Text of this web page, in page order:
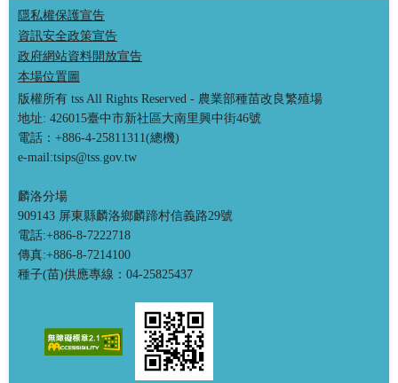
隱私權保護宣告
資訊安全政策宣告
政府網站資料開放宣告
本場位置圖
版權所有 tss All Rights Reserved - 農業部種苗改良繁殖場
地址: 426015臺中市新社區大南里興中街46號
電話：+886-4-25811311(總機)
e-mail:tsips@tss.gov.tw
麟洛分場
909143 屏東縣麟洛鄉麟蹄村信義路29號
電話:+886-8-7222718
傳真:+886-8-7214100
種子(苗)供應專線：04-25825437